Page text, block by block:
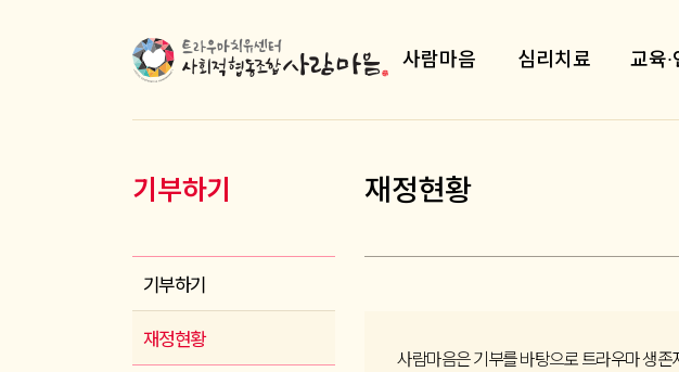
사람마음 심리치료 교육
기부하기
기부하기
재정현황
재정현황
사람마음은 기부를 바탕으로 트라우마 생